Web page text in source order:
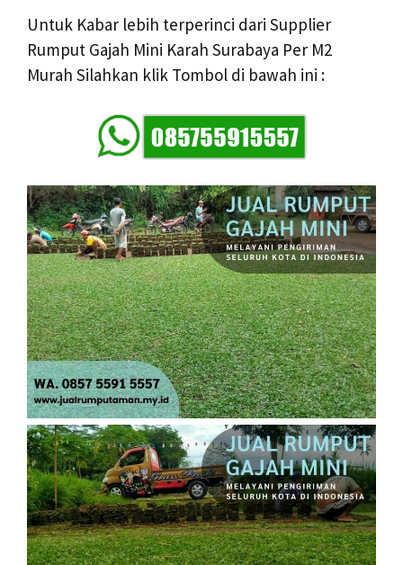
Untuk Kabar lebih terperinci dari Supplier
Rumput Gajah Mini Karah Surabaya Per M2
Murah Silahkan klik Tombol di bawah ini :